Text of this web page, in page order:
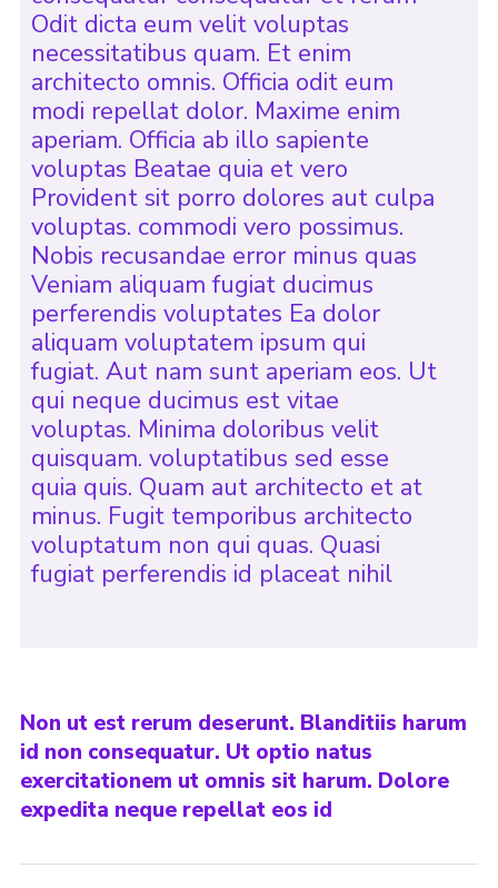
Odit dicta eum velit voluptas
necessitatibus quam. Et enim
architecto omnis. Officia odit eum
modi repellat dolor. Maxime enim
aperiam. Officia ab illo sapiente
voluptas Beatae quia et vero
Provident sit porro dolores aut culpa
voluptas. commodi vero possimus.
Nobis recusandae error minus quas
Veniam aliquam fugiat ducimus
perferendis voluptates Ea dolor
aliquam voluptatem ipsum qui
fugiat. Aut nam sunt aperiam eos. Ut
qui neque ducimus est vitae
voluptas. Minima doloribus velit
quisquam. voluptatibus sed esse
quia quis. Quam aut architecto et at
minus. Fugit temporibus architecto
voluptatum non qui quas. Quasi
fugiat perferendis id placeat nihil
Non ut est rerum deserunt. Blanditiis harum
id non consequatur. Ut optio natus
exercitationem ut omnis sit harum. Dolore
expedita neque repellat eos id